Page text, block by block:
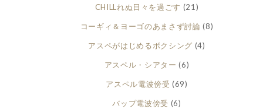
CHILLれぬ日々を過ごす (21)
コーギィ＆ヨーゴのあまさず討論 (8)
アスペがはじめるボクシング (4)
アスペル・シアター (6)
アスペル電波傍受 (69)
バップ電波傍受 (6)